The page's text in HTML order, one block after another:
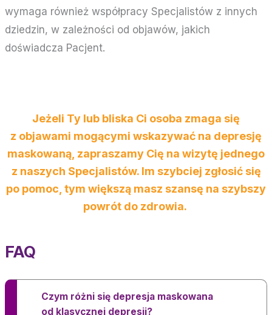
wymaga również współpracy Specjalistów z innych
dziedzin, w zależności od objawów, jakich
doświadcza Pacjent.
Jeżeli Ty lub bliska Ci osoba zmaga się
z objawami mogącymi wskazywać na depresję
maskowaną, zapraszamy Cię na wizytę jednego
z naszych Specjalistów. Im szybciej zgłosić się
po pomoc, tym większą masz szansę na szybszy
powrót do zdrowia.
FAQ
Czym różni się depresja maskowana
od klasycznej depresji?